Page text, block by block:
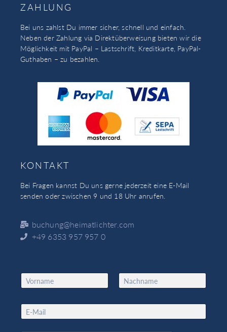
ZAHLUNG
Bei uns zahlst Du immer sicher, schnell und einfach.
Neben der Zahlung via Direktüberweisung bieten wir die
Möglichkeit mit PayPal – Lastschrift, Kreditkarte, PayPal-
Guthaben – zu bezahlen.
KONTAKT
Bei Fragen kannst Du uns gerne jederzeit eine E-Mail
senden oder zwischen 9 und 18 Uhr anrufen.
buchung@heimatlichter.com
+49 6353 957 957 0
N
a
e
*
E
m
a
E
m